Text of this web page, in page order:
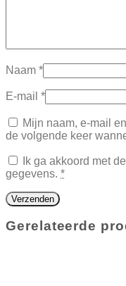
Naam *
E-mail *
Mijn naam, e-mail
de volgende keer
Ik ga akkoord met
gegevens. *
Gerelateerde